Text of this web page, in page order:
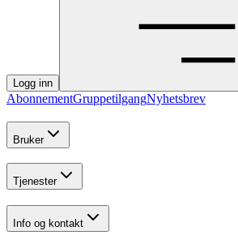
Logg inn
AbonnementGruppetilgangNyhetsbrev
Bruker
Tjenester
Info og kontakt